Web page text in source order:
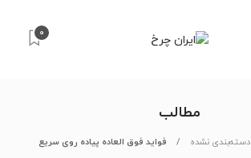
0
مطالب
دسته‌بندی نشده فواید فوق العاده پیاده روی سریع